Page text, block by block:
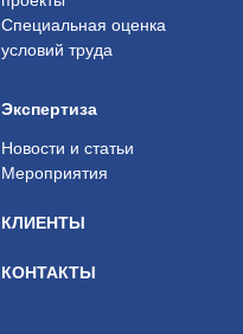
Специальная оценка
условий труда
Экспертиза
Новости и статьи
Мероприятия
КЛИЕНТЫ
КОНТАКТЫ